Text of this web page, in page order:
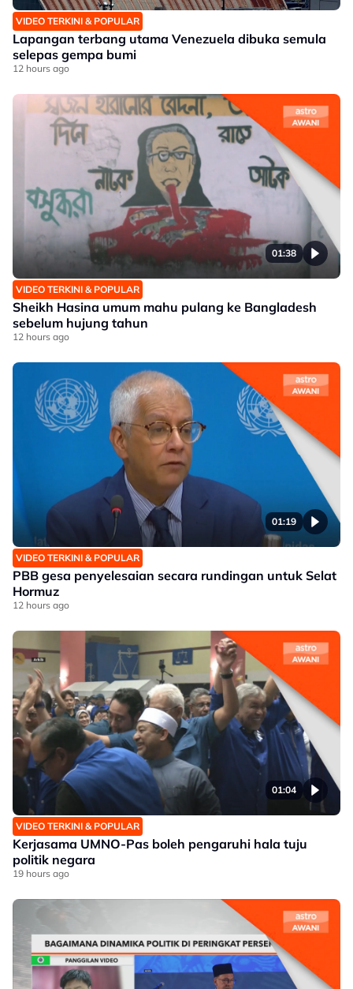
VIDEO TERKINI & POPULAR
Lapangan terbang utama Venezuela dibuka semula
selepas gempa bumi
12 hours ago
01:38
VIDEO TERKINI & POPULAR
Sheikh Hasina umum mahu pulang ke Bangladesh
sebelum hujung tahun
12 hours ago
01:19
VIDEO TERKINI & POPULAR
PBB gesa penyelesaian secara rundingan untuk Selat
Hormuz
12 hours ago
01:04
VIDEO TERKINI & POPULAR
Kerjasama UMNO-Pas boleh pengaruhi hala tuju
politik negara
19 hours ago